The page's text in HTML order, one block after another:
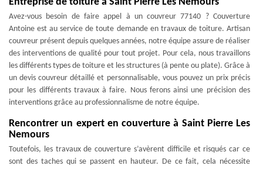
Avez-vous besoin de faire appel à un couvreur 77140 ? Couverture
Antoine est au service de toute demande en travaux de toiture. Artisan
couvreur présent depuis quelques années, notre équipe assure de réaliser
des interventions de qualité pour tout projet. Pour cela, nous travaillons
les différents types de toiture et les structures (à pente ou plate). Grâce à
un devis couvreur détaillé et personnalisable, vous pouvez un prix précis
pour les différents travaux à faire. Nous ferons ainsi une précision des
interventions grâce au professionnalisme de notre équipe.
Rencontrer un expert en couverture à Saint Pierre Les
Nemours
Toutefois, les travaux de couverture s’avèrent difficile et risqués car ce
sont des taches qui se passent en hauteur. De ce fait, cela nécessite